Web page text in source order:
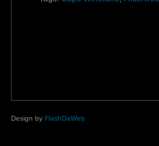
Design by FlashDaWeb